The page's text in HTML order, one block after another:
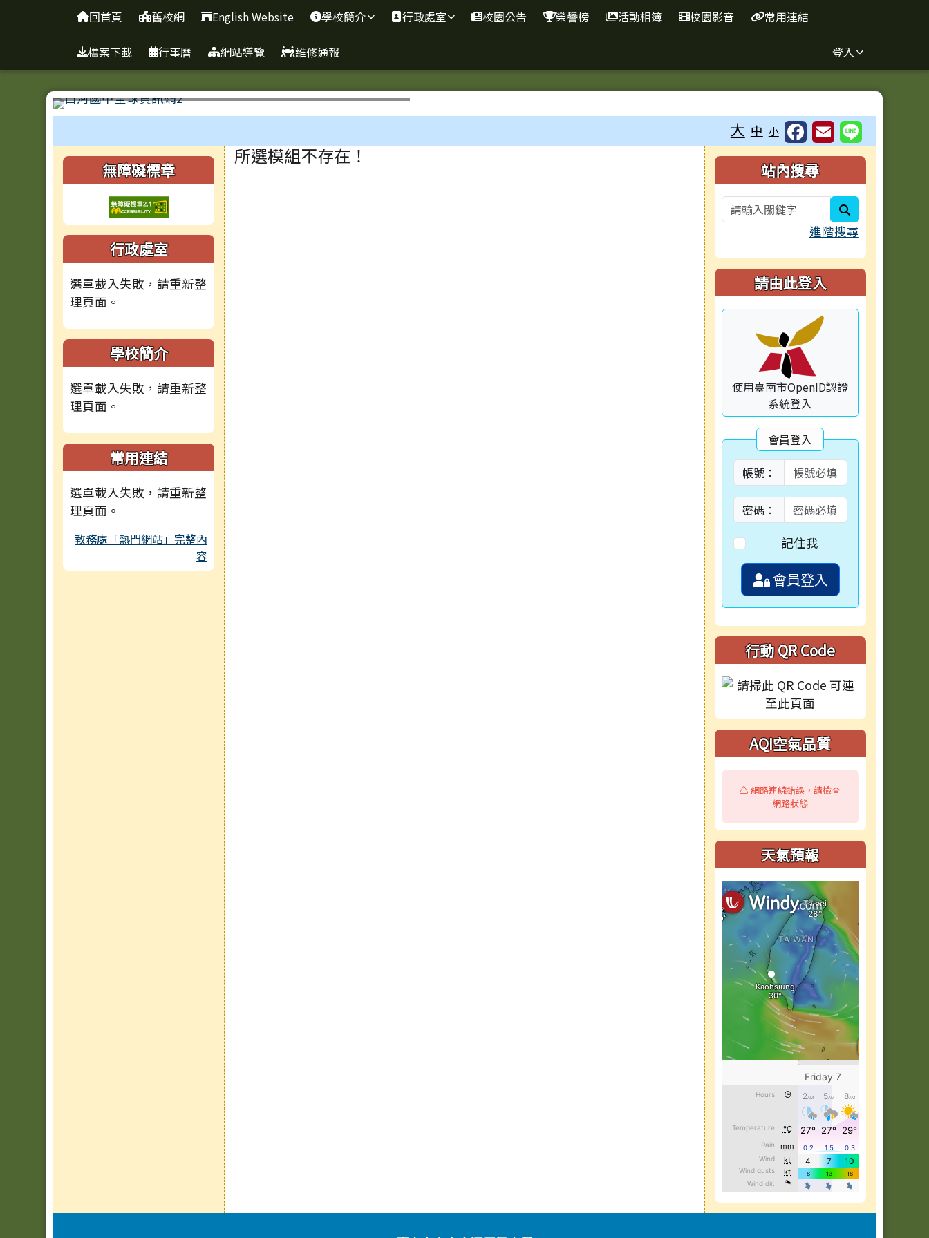
臺南市白河國民中學全球資訊網
回首頁 舊校網 English Website 學校簡介 行政處室 校園公告 榮譽榜 活動相簿 校園影音 常用連結
檔案下載 行事曆 網站導覽 維修通報 登入
⏸
大 中 小
左邊區域內容
無障礙標章
行政處室
選單載入失敗，請重新整
理頁面。
學校簡介
選單載入失敗，請重新整
理頁面。
常用連結
選單載入失敗，請重新整
理頁面。
教務處「熱門網站」完整內
容
主內容區域
所選模組不存在！ 右邊區域內容
站內搜尋
進階搜尋
請由此登入
使用臺南市OpenID認證
系統登入
會員登入
帳號：
密碼：
記住我
會員登入
行動 QR Code
AQI空氣品質
⚠️ 網路連線錯誤，請檢查
網路狀態
天氣預報
頁尾區域